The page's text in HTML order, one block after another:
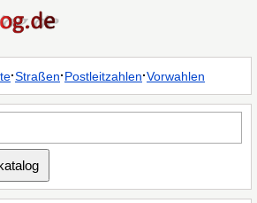
·Straßen·Postleitzahlen·Vorwahlen